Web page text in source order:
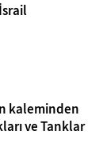
kaleminden
ve Tanklar